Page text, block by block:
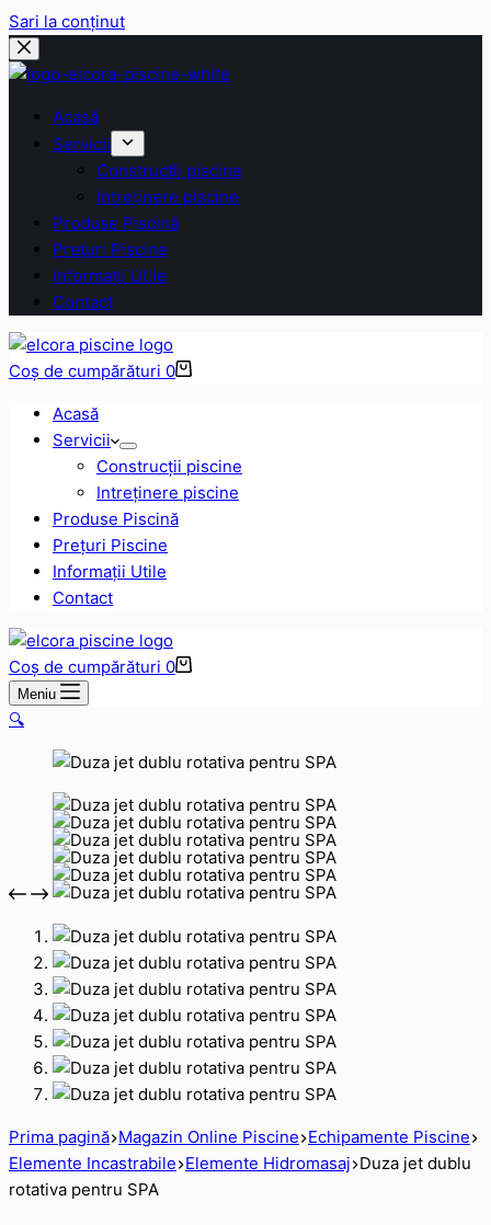
Sari la conținut
Acasă
Servicii
Construcții piscine
Intreținere piscine
Produse Piscină
Prețuri Piscine
Informații Utile
Contact
Coș de cumpărături 0
Acasă
Servicii
Construcții piscine
Intreținere piscine
Produse Piscină
Prețuri Piscine
Informații Utile
Contact
Coș de cumpărături 0
Meniu
🔍
Prima pagină Magazin Online Piscine Echipamente Piscine
Elemente Incastrabile Elemente Hidromasaj Duza jet dublu
rotativa pentru SPA